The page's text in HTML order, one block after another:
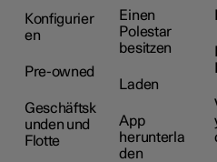
Konfigurier
en
Pre-owned
Geschäftsk
unden und
Flotte
Einen
Polestar
besitzen
Laden
App
herunterla
den